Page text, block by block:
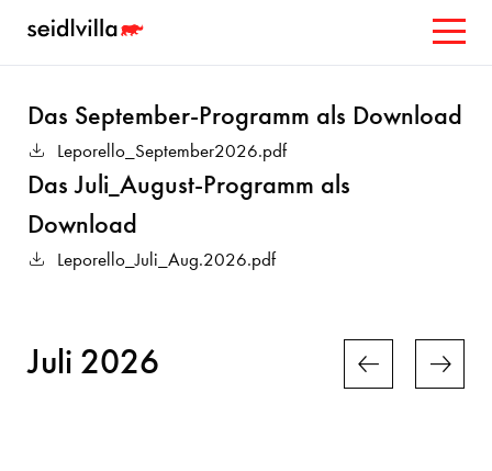
Das September-Programm als Download
Leporello_September2026.pdf
Das Juli_August-Programm als
Download
Leporello_Juli_Aug.2026.pdf
Juli 2026